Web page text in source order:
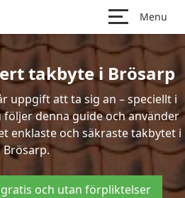
Menu
takbyte i Brösarp
uppgift att ta sig an – speciellt i
denna guide och använder
enklaste och säkraste takbytet i
Brösarp.
och utan förpliktelser